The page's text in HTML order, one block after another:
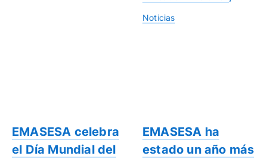
Noticias
EMASESA celebra
el Día Mundial del
EMASESA ha
estado un año más